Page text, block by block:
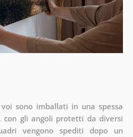
sono imballati in una spessa
con gli angoli protetti da diversi
vengono spediti dopo un